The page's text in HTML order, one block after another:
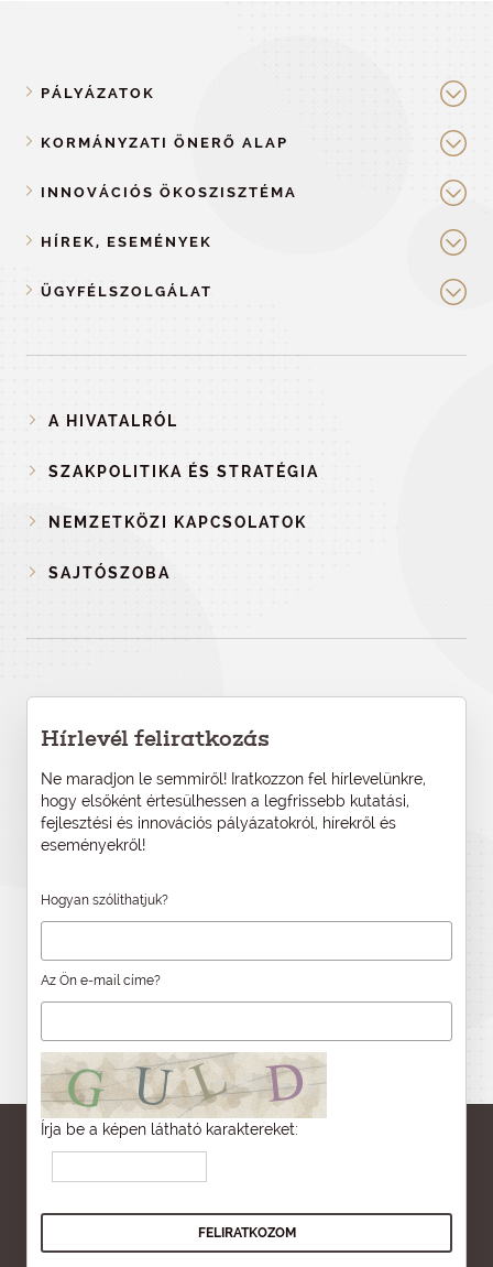
PÁLYÁZATOK
KORMÁNYZATI ÖNERŐ ALAP
INNOVÁCIÓS ÖKOSZISZTÉMA
HÍREK, ESEMÉNYEK
ÜGYFÉLSZOLGÁLAT
A HIVATALRÓL
SZAKPOLITIKA ÉS STRATÉGIA
NEMZETKÖZI KAPCSOLATOK
SAJTÓSZOBA
Hírlevél feliratkozás
Ne maradjon le semmiről! Iratkozzon fel hírlevelünkre,
hogy elsőként értesülhessen a legfrissebb kutatási,
fejlesztési és innovációs pályázatokról, hírekről és
eseményekről!
Hogyan szólíthatjuk?
Az Ön e-mail címe?
Írja be a képen látható karaktereket: